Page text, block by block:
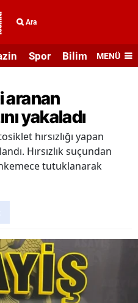
Ara
Spor Bilim veMENÜ
aranan
yakaladı
hırsızlığı yapan
Hırsızlık suçundan
tutuklanarak